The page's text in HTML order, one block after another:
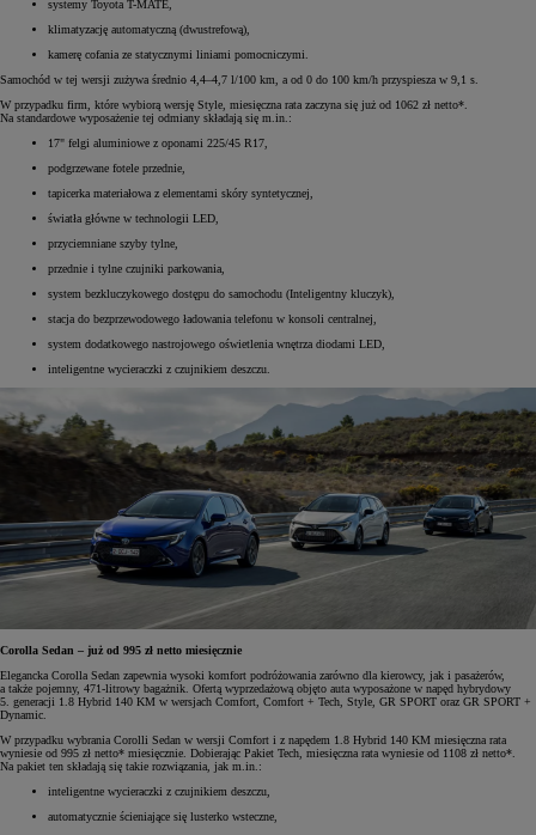
systemy Toyota T-MATE,
klimatyzację automatyczną (dwustrefową),
kamerę cofania ze statycznymi liniami pomocniczymi.
Samochód w tej wersji zużywa średnio 4,4–4,7 l/100 km, a od 0 do 100 km/h przyspiesza w 9,1 s.
W przypadku firm, które wybiorą wersję Style, miesięczna rata zaczyna się już od 1062 zł netto*.
Na standardowe wyposażenie tej odmiany składają się m.in.:
17" felgi aluminiowe z oponami 225/45 R17,
podgrzewane fotele przednie,
tapicerka materiałowa z elementami skóry syntetycznej,
światła główne w technologii LED,
przyciemniane szyby tylne,
przednie i tylne czujniki parkowania,
system bezkluczykowego dostępu do samochodu (Inteligentny kluczyk),
stacja do bezprzewodowego ładowania telefonu w konsoli centralnej,
system dodatkowego nastrojowego oświetlenia wnętrza diodami LED,
inteligentne wycieraczki z czujnikiem deszczu.
Corolla Sedan – już od 995 zł netto miesięcznie
Elegancka Corolla Sedan zapewnia wysoki komfort podróżowania zarówno dla kierowcy, jak i pasażerów,
a także pojemny, 471-litrowy bagażnik. Ofertą wyprzedażową objęto auta wyposażone w napęd hybrydowy
5. generacji 1.8 Hybrid 140 KM w wersjach Comfort, Comfort + Tech, Style, GR SPORT oraz GR SPORT +
Dynamic.
W przypadku wybrania Corolli Sedan w wersji Comfort i z napędem 1.8 Hybrid 140 KM miesięczna rata
wyniesie od 995 zł netto* miesięcznie. Dobierając Pakiet Tech, miesięczna rata wyniesie od 1108 zł netto*.
Na pakiet ten składają się takie rozwiązania, jak m.in.:
inteligentne wycieraczki z czujnikiem deszczu,
automatycznie ścieniające się lusterko wsteczne,